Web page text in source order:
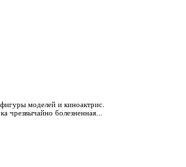
моделей и киноактрис.
чрезвычайно болезненная...